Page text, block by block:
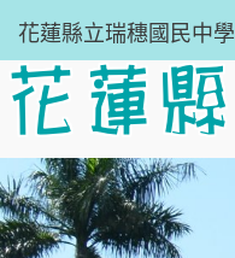
花蓮縣立瑞穗國民中學